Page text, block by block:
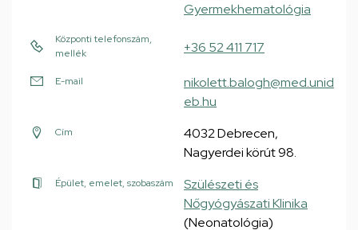
Gyermekhematológia
Központi telefonszám,
mellék
+36 52 411 717
E-mail
nikolett.balogh@med.unid
eb.hu
Cím
4032 Debrecen,
Nagyerdei körút 98.
Épület, emelet, szobaszám
Szülészeti és
Nőgyógyászati Klinika
(Neonatológia)